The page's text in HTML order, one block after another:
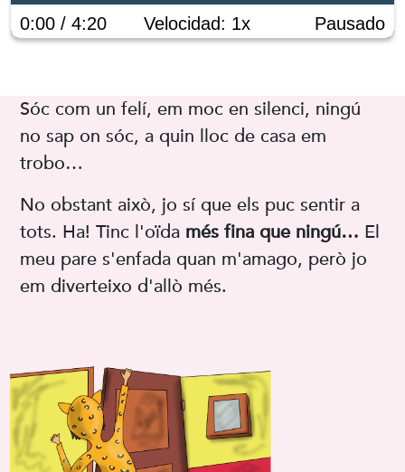
0:00 / 4:20 Velocidad: 1x Pausado
Sóc com un felí, em moc en silenci, ningú
no sap on sóc, a quin lloc de casa em
trobo…
No obstant això, jo sí que els puc sentir a
tots. Ha! Tinc l'oïda més fina que ningú… El
meu pare s'enfada quan m'amago, però jo
em diverteixo d'allò més.